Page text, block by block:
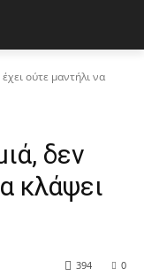
ούτε μαντήλι να
δεν
κλάψει
0
394